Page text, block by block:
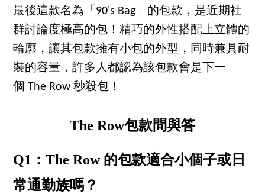
最後這款名為「90's Bag」的包款，是近期社
群討論度極高的包！精巧的外性搭配上立體的
輪廓，讓其包款擁有小包的外型，同時兼具耐
裝的容量，許多人都認為該包款會是下一
個 The Row 秒殺包！
The Row包款問與答
Q1：The Row 的包款適合小個子或日
常通勤族嗎？